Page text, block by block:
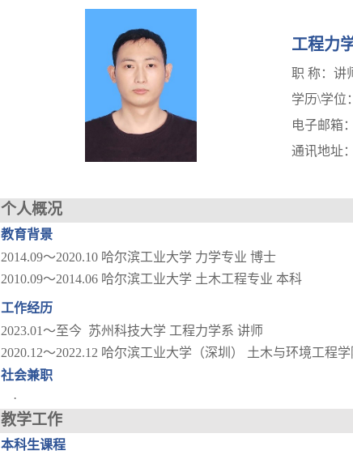
工程力
职 称：讲
学历\学位
电子邮箱
通讯地址
个人概况
教育背景
2014.09～2020.10 哈尔滨工业大学 力学专业 博士
2010.09～2014.06 哈尔滨工业大学 土木工程专业 本科
工作经历
2023.01 ～至今 苏州科技大学 工程力学系 讲师
2020.12～2022.12 哈尔滨工业大学（深圳） 土木与环境工程学
社会兼职
·
教学工作
本科生课程